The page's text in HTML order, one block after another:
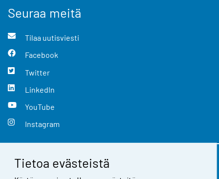
Tietoa evästeistä
Seuraa meitä
Tilaa uutisviesti
Facebook
Twitter
LinkedIn
YouTube
Instagram
Yhteystiedot